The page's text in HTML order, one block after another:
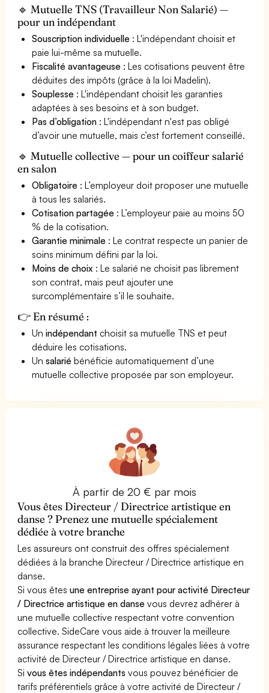
🔹 Mutuelle TNS (Travailleur Non Salarié) —
pour un indépendant
Souscription individuelle : L'indépendant choisit et
paie lui-même sa mutuelle.
Fiscalité avantageuse : Les cotisations peuvent être
déduites des impôts (grâce à la loi Madelin).
Souplesse : L'indépendant choisit les garanties
adaptées à ses besoins et à son budget.
Pas d’obligation : L'indépendant n'est pas obligé
d’avoir une mutuelle, mais c’est fortement conseillé.
🔹 Mutuelle collective — pour un coiffeur salarié
en salon
Obligatoire : L’employeur doit proposer une mutuelle
à tous les salariés.
Cotisation partagée : L’employeur paie au moins 50
% de la cotisation.
Garantie minimale : Le contrat respecte un panier de
soins minimum défini par la loi.
Moins de choix : Le salarié ne choisit pas librement
son contrat, mais peut ajouter une
surcomplémentaire s’il le souhaite.
👉 En résumé :
Unindépendant choisit sa mutuelle TNS et peut
déduire les cotisations.
Unsalarié bénéficie automatiquement d’une
mutuelle collective proposée par son employeur.
À partir de 20 € par mois
Vous êtes Directeur / Directrice artistique en
danse ? Prenez une mutuelle spécialement
dédiée à votre branche
Les assureurs ont construit des offres spécialement
dédiées à la branche Directeur / Directrice artistique en
danse.
Si vous êtesune entreprise ayant pour activité Directeur
/ Directrice artistique en danse vous devrez adhérer à
une mutuelle collective respectant votre convention
collective. SideCare vous aide à trouver la meilleure
assurance respectant les conditions légales liées à votre
activité de Directeur / Directrice artistique en danse.
Sivous êtes indépendants vous pouvez bénéficier de
tarifs préférentiels grâce à votre activité de Directeur /